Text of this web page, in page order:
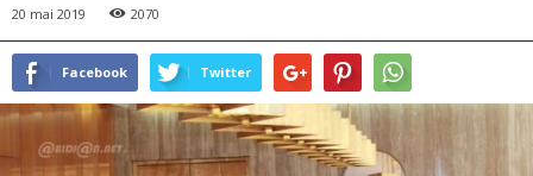
20 mai 2019 2070
Facebook Twitter